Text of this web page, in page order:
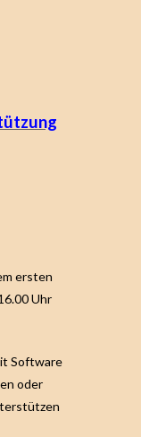
ersten
Uhr
Software
oder